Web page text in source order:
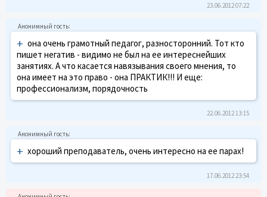
23.06.2012 07:22
+ она очень грамотный педагог, разносторонний. Тот кто
пишет негатив - видимо не был на ее интереснейших
занятиях. А что касается навязывания своего мнения, то
она имеет на это право - она ПРАКТИК!!! И еще:
профессионализм, порядочность
22.06.2012 13:15
+ хороший преподаватель, очень интересно на ее парах!
17.06.2012 23:54